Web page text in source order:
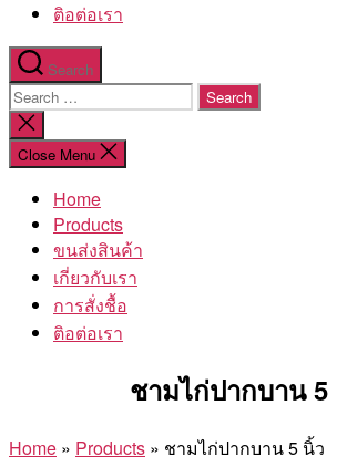
ติอต่อเรา
Search
Search
for:
Close
search
Close Menu
Home
Products
ขนส่งสินค้า
เกี่ยวกับเรา
การสั่งชื้อ
ติอต่อเรา
ชามไก่ปากบาน 5
Home » Products » ชามไก่ปากบาน 5 นิ้ว